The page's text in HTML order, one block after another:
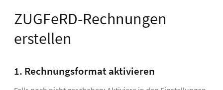
ZUGFeRD-Rechnungen
erstellen
1. Rechnungsformat aktivieren